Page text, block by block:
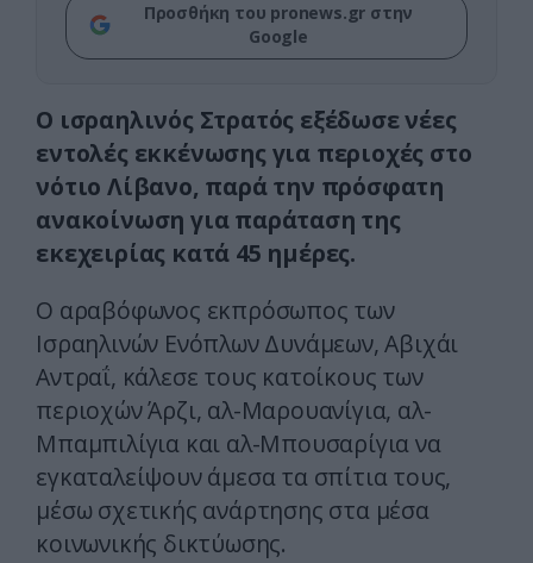
Προσθήκη του pronews.gr στην
Google
Ο ισραηλινός Στρατός εξέδωσε νέες
εντολές εκκένωσης για περιοχές στο
νότιο Λίβανο, παρά την πρόσφατη
ανακοίνωση για παράταση της
εκεχειρίας κατά 45 ημέρες.
Ο αραβόφωνος εκπρόσωπος των
Ισραηλινών Ενόπλων Δυνάμεων, Αβιχάι
Αντραΐ, κάλεσε τους κατοίκους των
περιοχών Άρζι, αλ-Μαρουανίγια, αλ-
Μπαμπιλίγια και αλ-Μπουσαρίγια να
εγκαταλείψουν άμεσα τα σπίτια τους,
μέσω σχετικής ανάρτησης στα μέσα
κοινωνικής δικτύωσης.